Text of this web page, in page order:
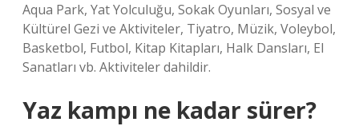
Aqua Park, Yat Yolculuğu, Sokak Oyunları, Sosyal ve
Kültürel Gezi ve Aktiviteler, Tiyatro, Müzik, Voleybol,
Basketbol, ​​Futbol, ​​Kitap Kitapları, Halk Dansları, El
Sanatları vb. Aktiviteler dahildir.
Yaz kampı ne kadar sürer?